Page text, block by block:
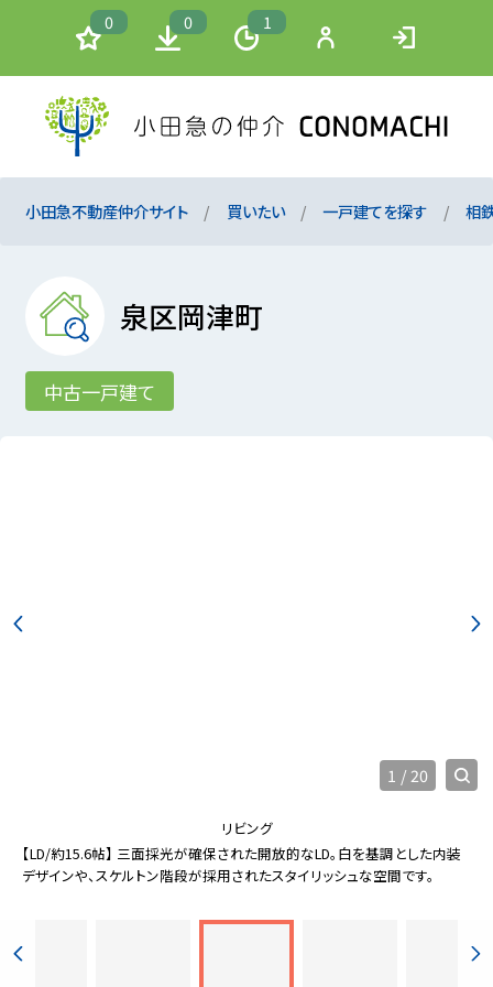
0 0 1
小田急不動産仲介サイト 買いたい 一戸建てを探す 相
泉区岡津町
中古一戸建て
リビング
【LD/約15.6帖】 三面採光が確保された開放的なLD。白を基調とした内装
デザインや、スケルトン階段が採用されたスタイリッシュな空間です。
1 / 20